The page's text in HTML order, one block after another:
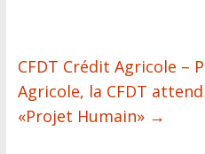
CFDT Crédit Agricole –
Agricole, la CFDT
«Projet Humain» →